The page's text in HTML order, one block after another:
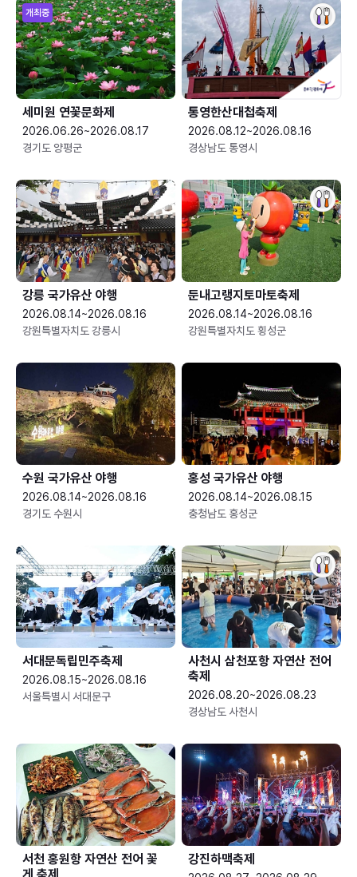
개최중
세미원 연꽃문화제
2026.06.26~2026.08.17
경기도 양평군
통영한산대첩축제
2026.08.12~2026.08.16
경상남도 통영시
강릉 국가유산 야행
2026.08.14~2026.08.16
강원특별자치도 강릉시
둔내고랭지토마토축제
2026.08.14~2026.08.16
강원특별자치도 횡성군
수원 국가유산 야행
2026.08.14~2026.08.16
경기도 수원시
홍성 국가유산 야행
2026.08.14~2026.08.15
충청남도 홍성군
서대문독립민주축제
2026.08.15~2026.08.16
서울특별시 서대문구
사천시 삼천포항 자연산 전어
축제
2026.08.20~2026.08.23
경상남도 사천시
서천 홍원항 자연산 전어 꽃
강진하맥축제